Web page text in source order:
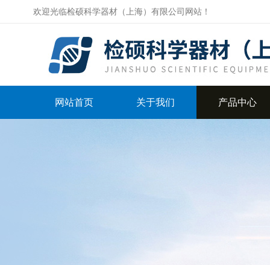
欢迎光临检硕科学器材（上海）有限公司网站！
网站首页 关于我们 产品中心